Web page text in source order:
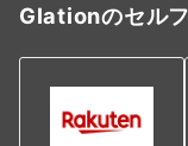
Glationのセル